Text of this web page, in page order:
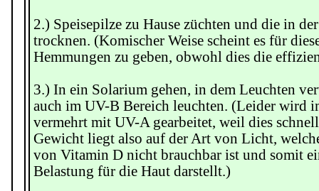
2.) Speisepilze zu Hause züchten und die in
trocknen. (Komischer Weise scheint es für
Hemmungen zu geben, obwohl dies die
3.) In ein Solarium gehen, in dem Leuchten
auch im UV-B Bereich leuchten. (Leider wird
vermehrt mit UV-A gearbeitet, weil dies
Gewicht liegt also auf der Art von Licht,
von Vitamin D nicht brauchbar ist und somit
Belastung für die Haut darstellt.)